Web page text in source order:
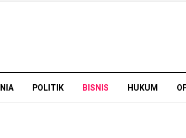
POLITIK BISNIS HUKUM